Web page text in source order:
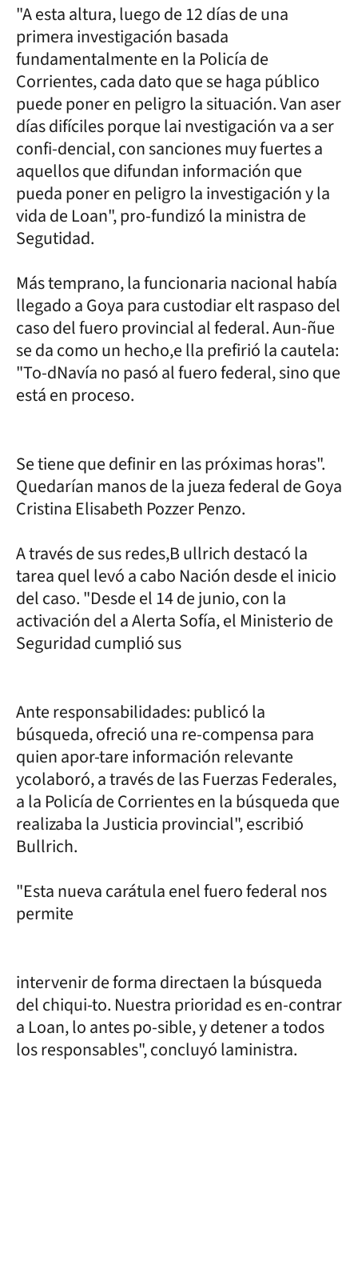
"A esta altura, luego de 12 días de una
primera investigación basada
fundamentalmente en la Policía de
Corrientes, cada dato que se haga público
puede poner en peligro la situación. Van aser
días difíciles porque lai nvestigación va a ser
confi-dencial, con sanciones muy fuertes a
aquellos que difundan información que
pueda poner en peligro la investigación y la
vida de Loan", pro-fundizó la ministra de
Segutidad.
Más temprano, la funcionaria nacional había
llegado a Goya para custodiar elt raspaso del
caso del fuero provincial al federal. Aun-ñue
se da como un hecho,e lla prefirió la cautela:
"To-dNavía no pasó al fuero federal, sino que
está en proceso.
Se tiene que definir en las próximas horas".
Quedarían manos de la jueza federal de Goya
Cristina Elisabeth Pozzer Penzo.
A través de sus redes,B ullrich destacó la
tarea quel levó a cabo Nación desde el inicio
del caso. "Desde el 14 de junio, con la
activación del a Alerta Sofía, el Ministerio de
Seguridad cumplió sus
Ante responsabilidades: publicó la
búsqueda, ofreció una re-compensa para
quien apor-tare información relevante
ycolaboró, a través de las Fuerzas Federales,
a la Policía de Corrientes en la búsqueda que
realizaba la Justicia provincial", escribió
Bullrich.
"Esta nueva carátula enel fuero federal nos
permite
intervenir de forma directaen la búsqueda
del chiqui-to. Nuestra prioridad es en-contrar
a Loan, lo antes po-sible, y detener a todos
los responsables", concluyó laministra.